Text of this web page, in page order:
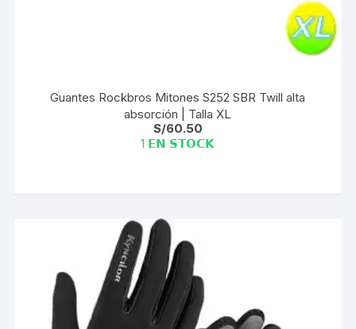
Guantes Rockbros Mitones S252 SBR Twill alta
absorción | Talla XL
S/60.50
1 𝗘𝗡 𝗦𝗧𝗢𝗖𝗞